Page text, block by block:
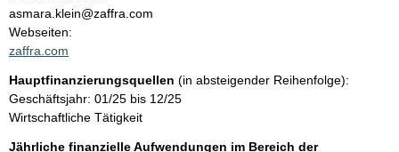
t
n
t
a
t
i
n
f
asmara.klein@zaffra.com
Webseiten:
zaffra.com
Hauptfinanzierungsquellen (in absteigender Reihenfolge):
Geschäftsjahr: 01/25 bis 12/25
Wirtschaftliche Tätigkeit
Jährliche finanzielle Aufwendungen im Bereich der